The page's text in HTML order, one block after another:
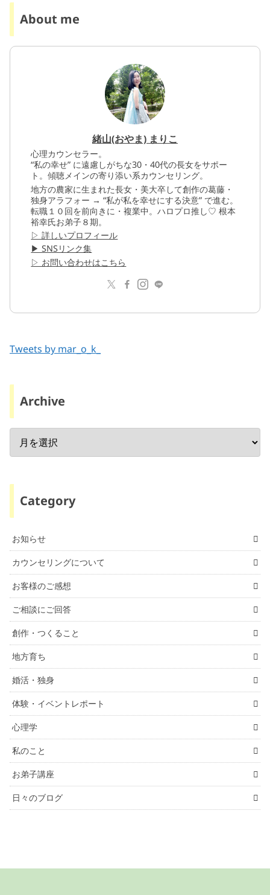
About me
緒山(おやま) まりこ
心理カウンセラー。
“私の幸せ” に遠慮しがちな30・40代の長女をサポー
ト。傾聴メインの寄り添い系カウンセリング。
地方の農家に生まれた長女・美大卒して創作の葛藤・
独身アラフォー → “私が私を幸せにする決意” で進む。
転職１０回を前向きに・複業中。ハロプロ推し♡ 根本
裕幸氏お弟子８期。
▷ 詳しいプロフィール
▶︎ SNSリンク集
▷ お問い合わせはこちら
Tweets by mar_o_k_
Archive
Category
お知らせ
カウンセリングについて
お客様のご感想
ご相談にご回答
創作・つくること
地方育ち
婚活・独身
体験・イベントレポート
心理学
私のこと
お弟子講座
日々のブログ